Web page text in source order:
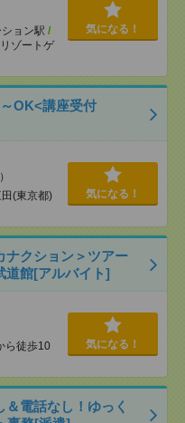
ョン駅 /
リゾートゲ
気になる！
OK<講座受付
田(東京都)
気になる！
ナクション＞ツアー
道館[アルバイト]
ら徒歩10
気になる！
＆電話なし！ゆっく